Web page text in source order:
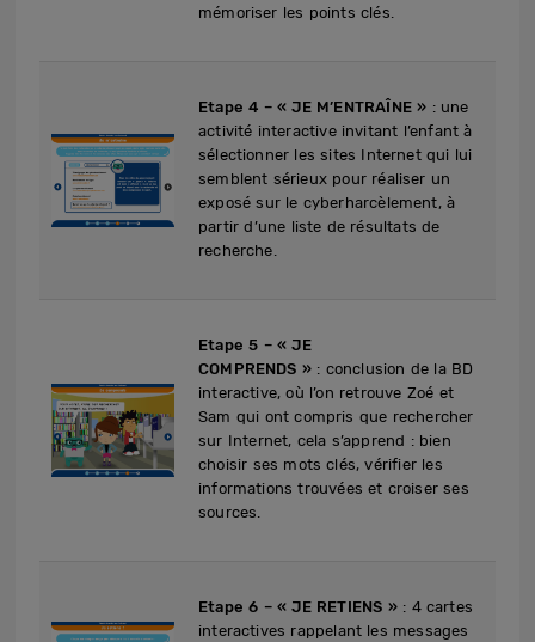
mémoriser les points clés.
Etape 4 – « JE M’ENTRAÎNE » : une
activité interactive invitant l’enfant à
sélectionner les sites Internet qui lui
semblent sérieux pour réaliser un
exposé sur le cyberharcèlement, à
partir d’une liste de résultats de
recherche.
Etape 5 – « JE
COMPRENDS » : conclusion de la BD
interactive, où l’on retrouve Zoé et
Sam qui ont compris que rechercher
sur Internet, cela s’apprend : bien
choisir ses mots clés, vérifier les
informations trouvées et croiser ses
sources.
Etape 6 – « JE RETIENS »: 4 cartes
interactives rappelant les messages